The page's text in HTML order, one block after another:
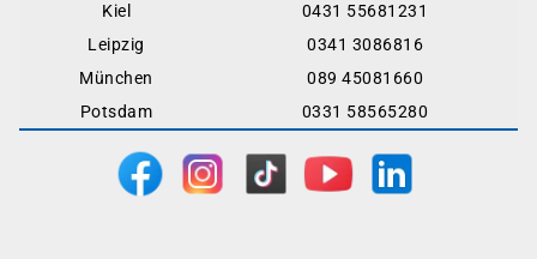
Kiel
0431 55681231
Leipzig
0341 3086816
München
089 45081660
Potsdam
0331 58565280